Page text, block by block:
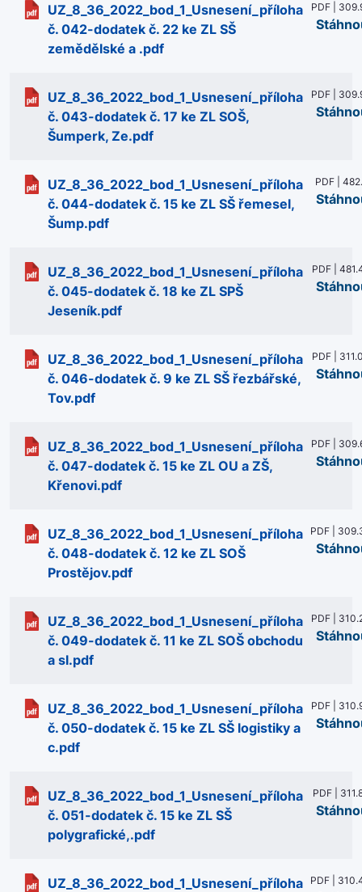
UZ_8_36_2022_bod_1_Usnesení_příloha
č. 042-dodatek č. 22 ke ZL SŠ
zemědělské a .pdf
PDF |
UZ_8_36_2022_bod_1_Usnesení_příloha
č. 043-dodatek č. 17 ke ZL SOŠ,
Šumperk, Ze.pdf
PDF |
UZ_8_36_2022_bod_1_Usnesení_příloha
č. 044-dodatek č. 15 ke ZL SŠ řemesel,
Šump.pdf
PDF |
UZ_8_36_2022_bod_1_Usnesení_příloha
č. 045-dodatek č. 18 ke ZL SPŠ
Jeseník.pdf
PDF |
UZ_8_36_2022_bod_1_Usnesení_příloha
č. 046-dodatek č. 9 ke ZL SŠ řezbářské,
Tov.pdf
PDF |
UZ_8_36_2022_bod_1_Usnesení_příloha
č. 047-dodatek č. 15 ke ZL OU a ZŠ,
Křenovi.pdf
PDF |
UZ_8_36_2022_bod_1_Usnesení_příloha
č. 048-dodatek č. 12 ke ZL SOŠ
Prostějov.pdf
PDF |
UZ_8_36_2022_bod_1_Usnesení_příloha
č. 049-dodatek č. 11 ke ZL SOŠ obchodu
a sl.pdf
PDF |
UZ_8_36_2022_bod_1_Usnesení_příloha
č. 050-dodatek č. 15 ke ZL SŠ logistiky a
c.pdf
PDF |
UZ_8_36_2022_bod_1_Usnesení_příloha
č. 051-dodatek č. 15 ke ZL SŠ
polygrafické,.pdf
PDF |
UZ_8_36_2022_bod_1_Usnesení_příloha
PDF |